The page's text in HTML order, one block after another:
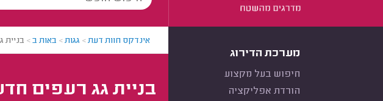
מערכת הדירוג
חיפוש בעל מקצוע
הורדת אפליקציה
אינדקס חוות דעת> גגות> באות ב> בניית
בניית גג רעפים